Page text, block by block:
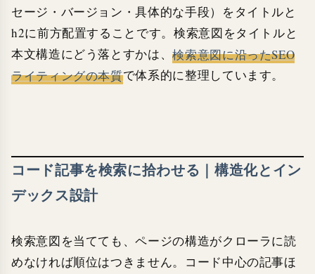
セージ・バージョン・具体的な手段）をタイトルと
h2に前方配置することです。検索意図をタイトルと
本文構造にどう落とすかは、検索意図に沿ったSEO
ライティングの本質で体系的に整理しています。
コード記事を検索に拾わせる｜構造化とイン
デックス設計
検索意図を当てても、ページの構造がクローラに読
めなければ順位はつきません。コード中心の記事ほ